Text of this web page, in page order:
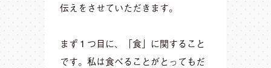
伝えをさせていただきます。
まず１つ目に、「食」に関すること
です。私は食べることがとってもだ